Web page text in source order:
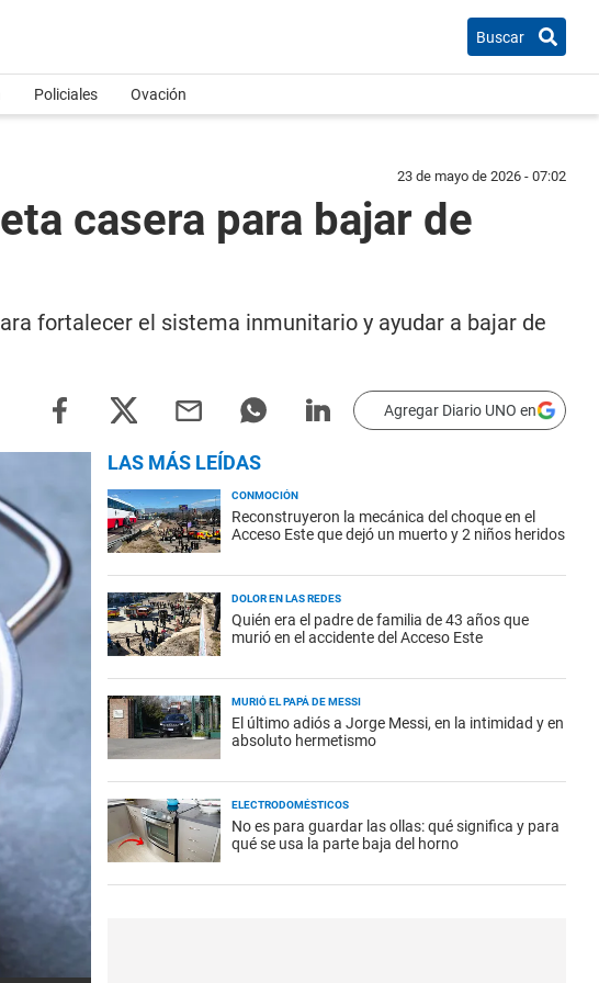
Buscar
Policiales Ovación
23 de mayo de 2026 - 07:02
casera para bajar de
fortalecer el sistema inmunitario y ayudar a bajar de
Agregar Diario UNO en
LAS MÁS LEÍDAS
CONMOCIÓN
Reconstruyeron la mecánica del choque en el
Acceso Este que dejó un muerto y 2 niños heridos
DOLOR EN LAS REDES
Quién era el padre de familia de 43 años que
murió en el accidente del Acceso Este
MURIÓ EL PAPÁ DE MESSI
El último adiós a Jorge Messi, en la intimidad y en
absoluto hermetismo
ELECTRODOMÉSTICOS
No es para guardar las ollas: qué significa y para
qué se usa la parte baja del horno